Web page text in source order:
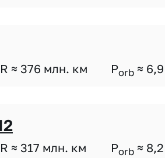
R ≈ 376 млн. км Porb ≈ 6,9
R ≈ 317 млн. км Porb ≈ 8,2